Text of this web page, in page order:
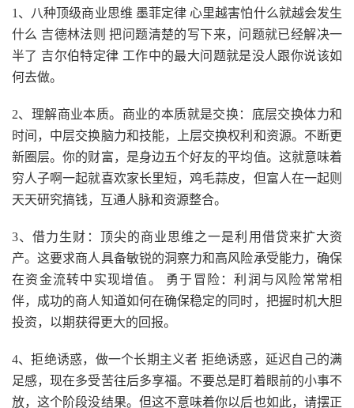
1、八种顶级商业思维 墨菲定律 心里越害怕什么就越会发生
什么 吉德林法则 把问题清楚的写下来，问题就已经解决一
半了 吉尔伯特定律 工作中的最大问题就是没人跟你说该如
何去做。
2、理解商业本质。商业的本质就是交换：底层交换体力和
时间，中层交换脑力和技能，上层交换权利和资源。不断更
新圈层。你的财富，是身边五个好友的平均值。这就意味着
穷人子啊一起就喜欢家长里短，鸡毛蒜皮，但富人在一起则
天天研究搞钱，互通人脉和资源整合。
3、借力生财：顶尖的商业思维之一是利用借贷来扩大资
产。这要求商人具备敏锐的洞察力和高风险承受能力，确保
在资金流转中实现增值。 勇于冒险：利润与风险常常相
伴，成功的商人知道如何在确保稳定的同时，把握时机大胆
投资，以期获得更大的回报。
4、拒绝诱惑，做一个长期主义者 拒绝诱惑，延迟自己的满
足感，现在多受苦往后多享福。不要总是盯着眼前的小事不
放，这个阶段没结果。但这不意味着你以后也如此，请摆正